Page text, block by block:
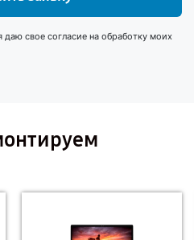
свое согласие на обработку моих